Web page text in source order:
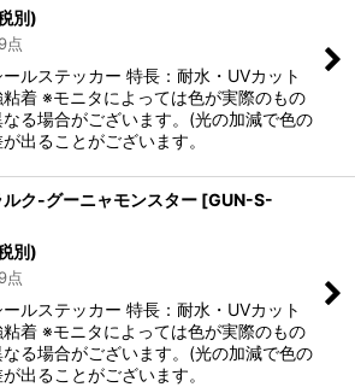
別)
点
ルステッカー 特長：耐水・UVカット
着 ※モニタによっては色が実際のもの
なる場合がございます。(光の加減で色の
出ることがございます。
ク-グーニャモンスター [GUN-S-
別)
点
ルステッカー 特長：耐水・UVカット
着 ※モニタによっては色が実際のもの
なる場合がございます。(光の加減で色の
出ることがございます。